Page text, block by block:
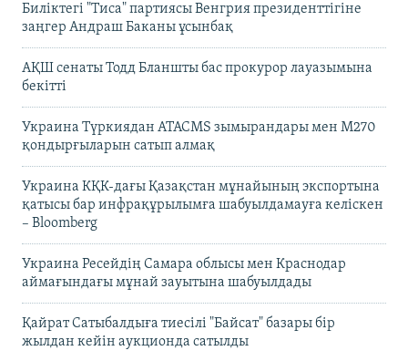
Биліктегі "Тиса" партиясы Венгрия президенттігіне
заңгер Андраш Баканы ұсынбақ
АҚШ сенаты Тодд Бланшты бас прокурор лауазымына
бекітті
Украина Түркиядан ATACMS зымырандары мен M270
қондырғыларын сатып алмақ
Украина КҚК-дағы Қазақстан мұнайының экспортына
қатысы бар инфрақұрылымға шабуылдамауға келіскен
– Bloomberg
Украина Ресейдің Самара облысы мен Краснодар
аймағындағы мұнай зауытына шабуылдады
Қайрат Сатыбалдыға тиесілі "Байсат" базары бір
жылдан кейін аукционда сатылды